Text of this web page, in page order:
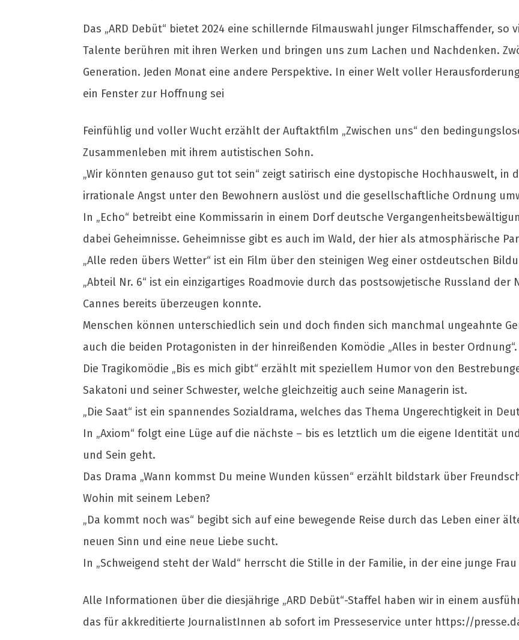
Das „ARD Debüt“ bietet 2024 eine schillernde Filmauswahl junger Filmschaffender, so
Talente berühren mit ihren Werken und bringen uns zum Lachen und Nachdenken.
Generation. Jeden Monat eine andere Perspektive. In einer Welt voller
ein Fenster zur Hoffnung sei
Feinfühlig und voller Wucht erzählt der Auftaktfilm „Zwischen uns“ den
Zusammenleben mit ihrem autistischen Sohn.
„Wir könnten genauso gut tot sein“ zeigt satirisch eine dystopische Hochhauswelt, in
irrationale Angst unter den Bewohnern auslöst und die gesellschaftliche Ordnung
In „Echo“ betreibt eine Kommissarin in einem Dorf deutsche
dabei Geheimnisse. Geheimnisse gibt es auch im Wald, der hier als atmosphärische
„Alle reden übers Wetter“ ist ein Film über den steinigen Weg einer ostdeutschen
„Abteil Nr. 6“ ist ein einzigartiges Roadmovie durch das postsowjetische Russland der
Cannes bereits überzeugen konnte.
Menschen können unterschiedlich sein und doch finden sich manchmal ungeahnte
auch die beiden Protagonisten in der hinreißenden Komödie „Alles in bester Ordnung“.
Die Tragikomödie „Bis es mich gibt“ erzählt mit speziellem Humor von den
Sakatoni und seiner Schwester, welche gleichzeitig auch seine Managerin ist.
„Die Saat“ ist ein spannendes Sozialdrama, welches das Thema Ungerechtigkeit in
In „Axiom“ folgt eine Lüge auf die nächste – bis es letztlich um die eigene Identität
und Sein geht.
Das Drama „Wann kommst Du meine Wunden küssen“ erzählt bildstark über
Wohin mit seinem Leben?
„Da kommt noch was“ begibt sich auf eine bewegende Reise durch das Leben einer
neuen Sinn und eine neue Liebe sucht.
In „Schweigend steht der Wald“ herrscht die Stille in der Familie, in der eine junge
Alle Informationen über die diesjährige „ARD Debüt“-Staffel haben wir in einem
das für akkreditierte JournalistInnen ab sofort im Presseservice unter https://